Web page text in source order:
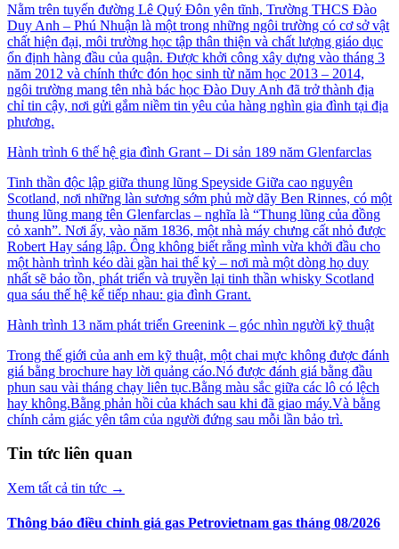
Nằm trên tuyến đường Lê Quý Đôn yên tĩnh, Trường THCS Đào
Duy Anh – Phú Nhuận là một trong những ngôi trường có cơ sở vật
chất hiện đại, môi trường học tập thân thiện và chất lượng giáo dục
ổn định hàng đầu của quận. Được khởi công xây dựng vào tháng 3
năm 2012 và chính thức đón học sinh từ năm học 2013 – 2014,
ngôi trường mang tên nhà bác học Đào Duy Anh đã trở thành địa
chỉ tin cậy, nơi gửi gắm niềm tin yêu của hàng nghìn gia đình tại địa
phương.
Hành trình 6 thế hệ gia đình Grant – Di sản 189 năm Glenfarclas
Tinh thần độc lập giữa thung lũng Speyside Giữa cao nguyên
Scotland, nơi những làn sương sớm phủ mờ dãy Ben Rinnes, có một
thung lũng mang tên Glenfarclas – nghĩa là “Thung lũng của đồng
cỏ xanh”. Nơi ấy, vào năm 1836, một nhà máy chưng cất nhỏ được
Robert Hay sáng lập. Ông không biết rằng mình vừa khởi đầu cho
một hành trình kéo dài gần hai thế kỷ – nơi mà một dòng họ duy
nhất sẽ bảo tồn, phát triển và truyền lại tinh thần whisky Scotland
qua sáu thế hệ kế tiếp nhau: gia đình Grant.
Hành trình 13 năm phát triển Greenink – góc nhìn người kỹ thuật
Trong thế giới của anh em kỹ thuật, một chai mực không được đánh
giá bằng brochure hay lời quảng cáo.Nó được đánh giá bằng đầu
phun sau vài tháng chạy liên tục.Bằng màu sắc giữa các lô có lệch
hay không.Bằng phản hồi của khách sau khi đã giao máy.Và bằng
chính cảm giác yên tâm của người đứng sau mỗi lần bảo trì.
Tin tức liên quan
Xem tất cả tin tức →
Thông báo điều chỉnh giá gas Petrovietnam gas tháng 08/2026